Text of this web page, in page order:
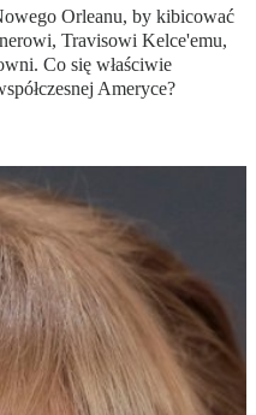
Orleanu, by kibicować
Travisowi Kelce'emu,
Co się właściwie
Ameryce?